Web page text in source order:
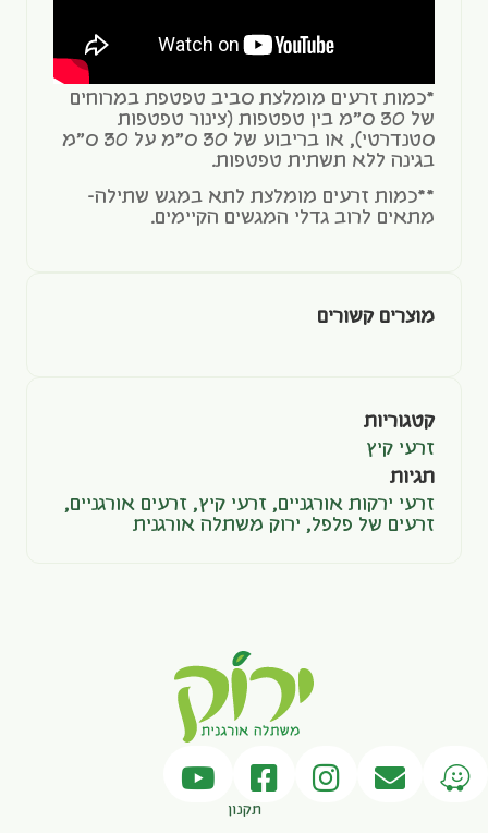
*כמות זרעים מומלצת סביב טפטפת במרוחים
של 30 ס"מ בין טפטפות (צינור טפטפות
סטנדרטי), או בריבוע של 30 ס"מ על 30 ס"מ
בגינה ללא תשתית טפטפות.
**כמות זרעים מומלצת לתא במגש שתילה-
מתאים לרוב גדלי המגשים הקיימים.
מוצרים קשורים
קטגוריות
זרעי קיץ
תגיות
זרעי ירקות אורגניים, זרעי קיץ, זרעים אורגניים,
זרעים של פלפל, ירוק משתלה אורגנית
תקנון